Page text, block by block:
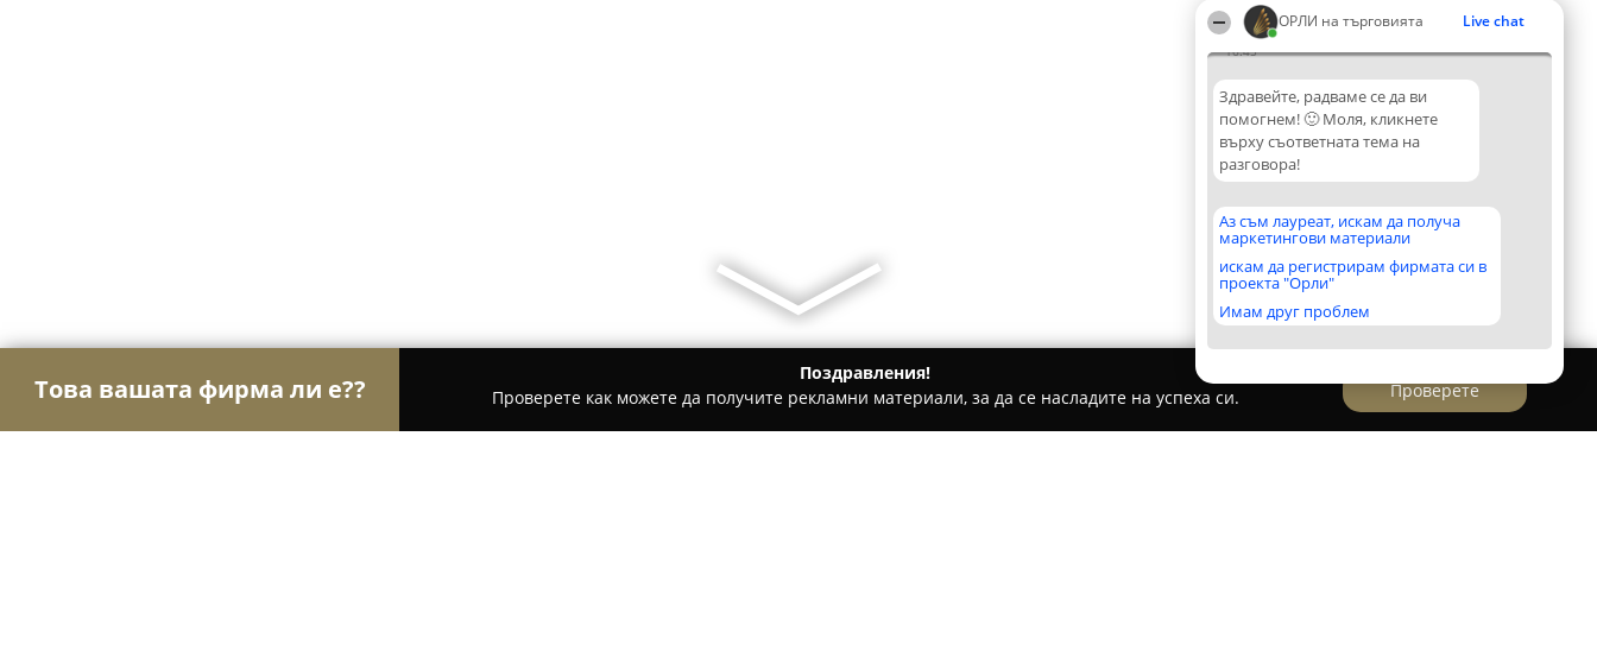
ОРЛИ на търговията Live chat
16:45
Здравейте, радваме се да ви
помогнем! 🙂 Моля, кликнете
върху съответната тема на
разговора!
Аз съм лауреат, искам да получа
маркетингови материали
искам да регистрирам фирмата си в
проекта "Орли"
Имам друг проблем
Това вашата фирма ли е??
Поздравления!
Проверете как можете да получите рекламни материали, за да се насладите на успеха си.
Проверете